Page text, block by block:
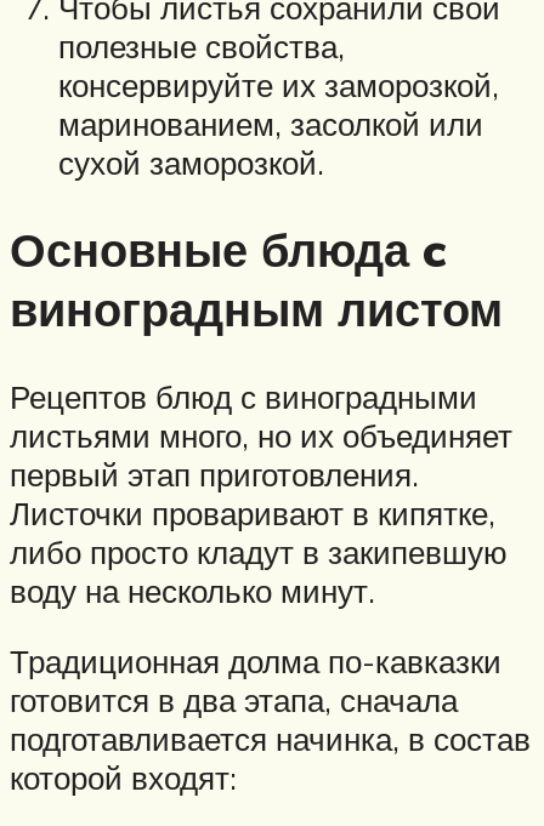
полезные свойства,
консервируйте их заморозкой,
маринованием, засолкой или
сухой заморозкой.
Основные блюда c
виноградным листом
Рецептов блюд с виноградными
листьями много, но их объединяет
первый этап приготовления.
Листочки проваривают в кипятке,
либо просто кладут в закипевшую
воду на несколько минут.
Традиционная долма по-кавказки
готовится в два этапа, сначала
подготавливается начинка, в состав
которой входят: